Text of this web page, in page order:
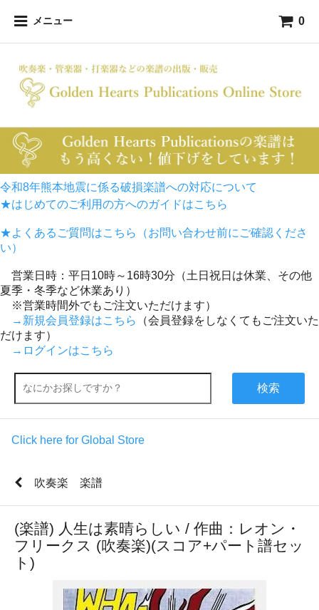
メニュー 0
令和8年熊本地震に係る破損楽譜への対応について
★はじめてのご利用の方へのガイドはこちら
★よくあるご質問はこちら（お問い合わせ前にご確認くださ
い）
営業日時：平日10時～16時30分（土日祝日は休業、その他
夏季・冬季など休業あり）
※営業時間外でもご注文いただけます）
→新規会員登録はこちら
（会員登録をしなくてもご注文いた
だけます）
→ログインはこちら
検索
Click here for Global Store
吹奏楽 楽譜
(楽譜) 人生は素晴らしい / 作曲：レオン・
フリークス (吹奏楽)(スコア+パート譜セッ
ト)